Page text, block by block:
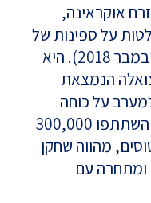
אוקראינה,
על ספינות של
הצי האוקראיני במצרי קרץ' (25 נובמבר 2018). היא
הנמצאת
על כוחה
בתרגיל הצבאי הענק ווסטוק, שבו השתתפו 300,000
36,000 טנקים ו-1000 מטוסים, מהווה שחקן
ומתחרה עם